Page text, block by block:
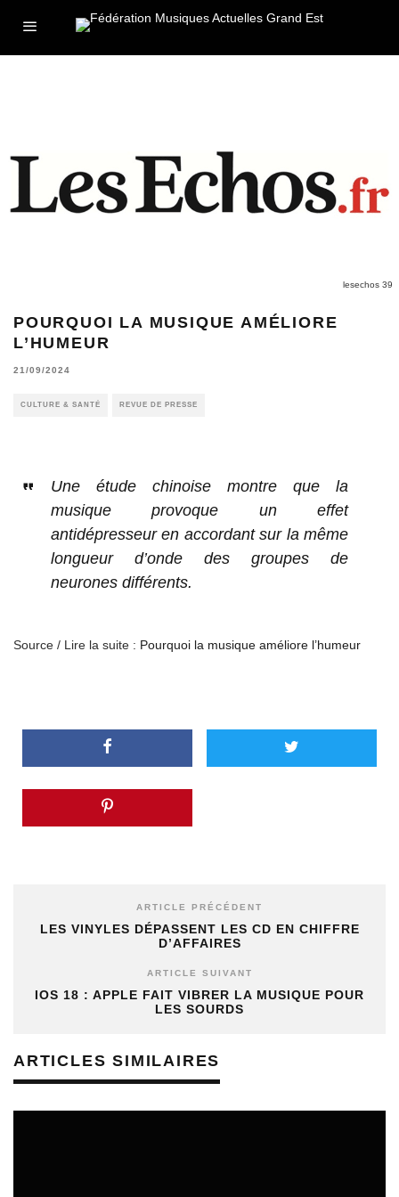
lesechos 39
POURQUOI LA MUSIQUE AMÉLIORE
L’HUMEUR
21/09/2024
CULTURE & SANTÉ REVUE DE PRESSE
Une étude chinoise montre que la
musique provoque un effet
antidépresseur en accordant sur la même
longueur d’onde des groupes de
neurones différents.
Source / Lire la suite : Pourquoi la musique améliore l’humeur
ARTICLE PRÉCÉDENT
LES VINYLES DÉPASSENT LES CD EN CHIFFRE
D’AFFAIRES
ARTICLE SUIVANT
IOS 18 : APPLE FAIT VIBRER LA MUSIQUE POUR
LES SOURDS
ARTICLES SIMILAIRES